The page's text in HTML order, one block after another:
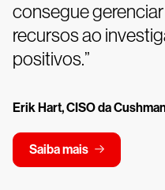
consegue
recursos ao
positivos.”
Erik Hart, CISO da
Saiba mais